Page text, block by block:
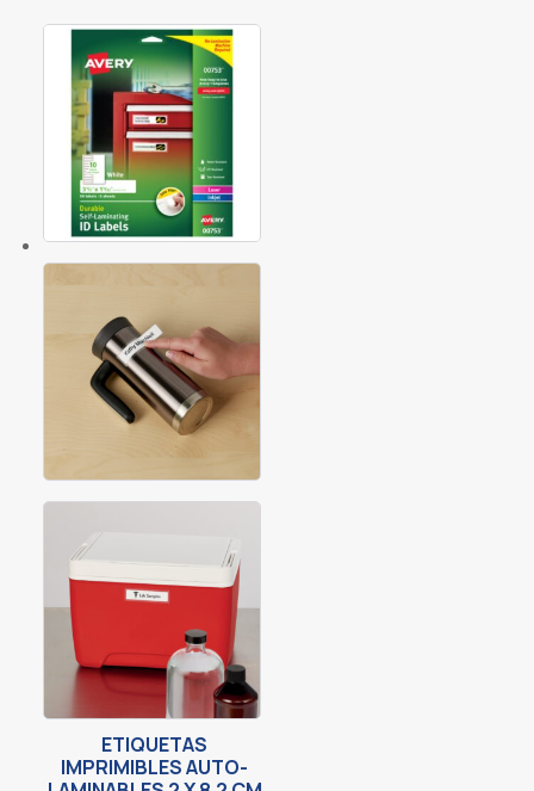
ETIQUETAS
IMPRIMIBLES AUTO-